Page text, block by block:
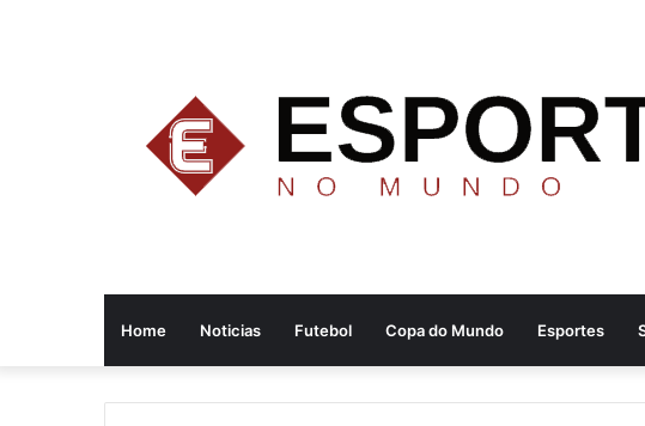
Home Noticias Futebol Copa do Mundo Esportes